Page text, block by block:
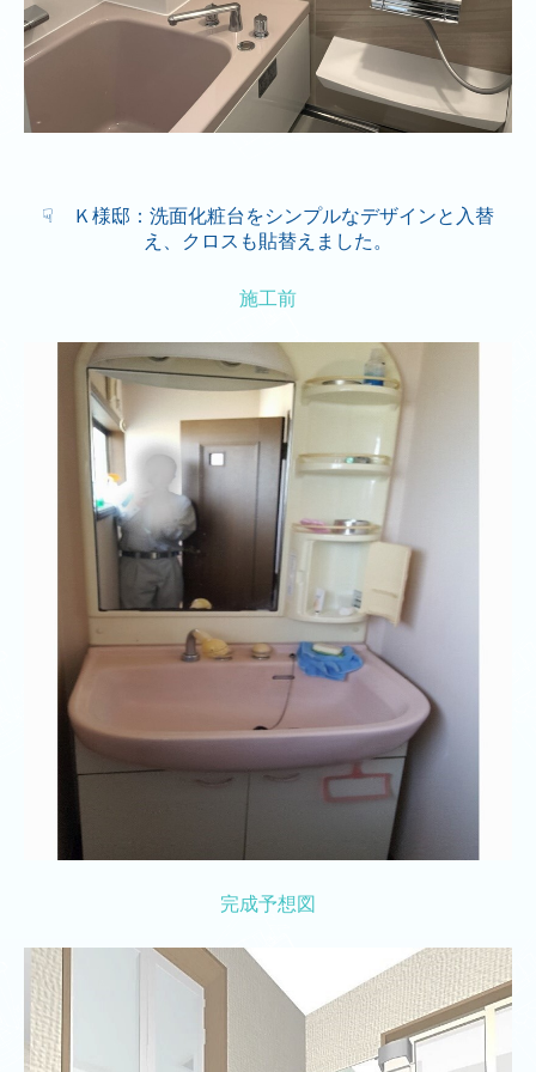
☟ Ｋ様邸：洗面化粧台をシンプルなデザインと入替
え、クロスも貼替えました。
施工前
完成予想図